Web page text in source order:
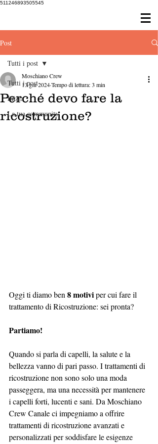
511246893505545
Post
Tutti i post
Inizia
La tua community
Tutti i post
Perché devo fare la
ricostruzione?
Moschiano Crew
13 giu 2024Tempo di lettura: 3 min
Oggi ti diamo ben 8 motivi per cui fare il
trattamento di Ricostruzione: sei pronta?
Partiamo!
Quando si parla di capelli, la salute e la
bellezza vanno di pari passo. I trattamenti di
ricostruzione non sono solo una moda
passeggera, ma una necessità per mantenere
i capelli forti, lucenti e sani. Da Moschiano
Crew Canale ci impegniamo a offrire
trattamenti di ricostruzione avanzati e
personalizzati per soddisfare le esigenze